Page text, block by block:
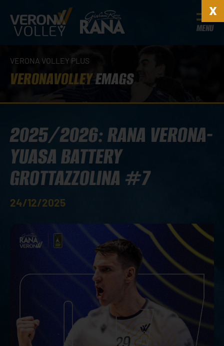
MENU
VERONA VOLLEY PLUS
VERONAVOLLEYEMAGS
2025/2026: RANA VERONA-
YUASA BATTERY
GROTTAZZOLINA #7
24/12/2025